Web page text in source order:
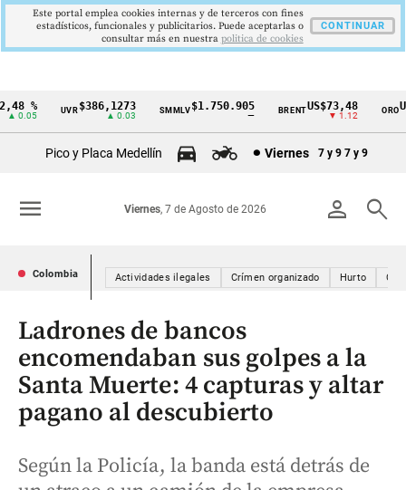
Cintillo
Colombia
% $386,1273
▲ 0.03
SMMLV $1.750.905 BRENTUS$73,48
▼ 1.12
Pico y Placa Medellín Viernes 7 y 9 7 y 9
person search
Viernes, 7 de Agosto de 2026
menu
Colombia Actividades ilegales Crímen organizado Hurto
Ladrones de bancos
encomendaban sus golpes a la
Santa Muerte: 4 capturas y altar
pagano al descubierto
Según la Policía, la banda está detrás de
Este portal emplea cookies internas y de terceros con fines
estadísticos, funcionales y publicitarios. Puede aceptarlas o
consultar más en nuestra politica de cookies
CONTINUAR